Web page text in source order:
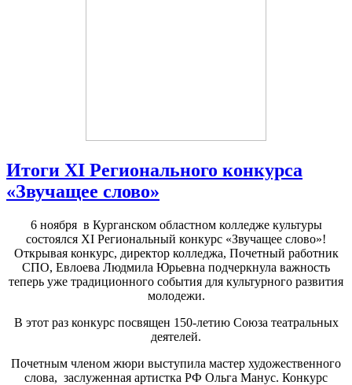
Итоги XI Регионального конкурса
«Звучащее слово»
6 ноября в Курганском областном колледже культуры
состоялся XI Региональный конкурс «Звучащее слово»!
Открывая конкурс, директор колледжа, Почетный работник
СПО, Евлоева Людмила Юрьевна подчеркнула важность
теперь уже традиционного события для культурного развития
молодежи.
В этот раз конкурс посвящен 150-летию Союза театральных
деятелей.
Почетным членом жюри выступила мастер художественного
слова, заслуженная артистка РФ Ольга Манус. Конкурс